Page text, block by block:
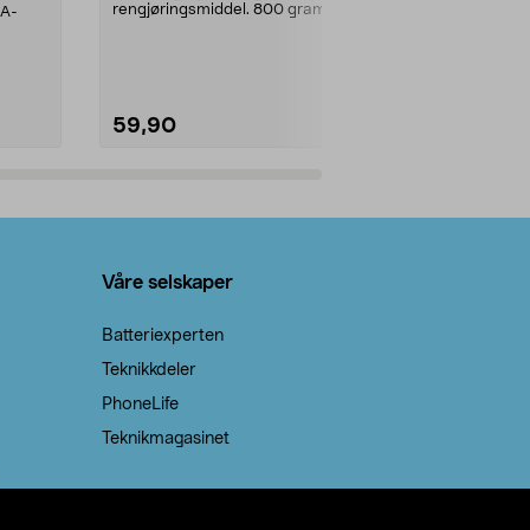
rengjøringsmiddel. 800 gram
59,90
Våre selskaper
Batteriexperten
Teknikkdeler
PhoneLife
Teknikmagasinet